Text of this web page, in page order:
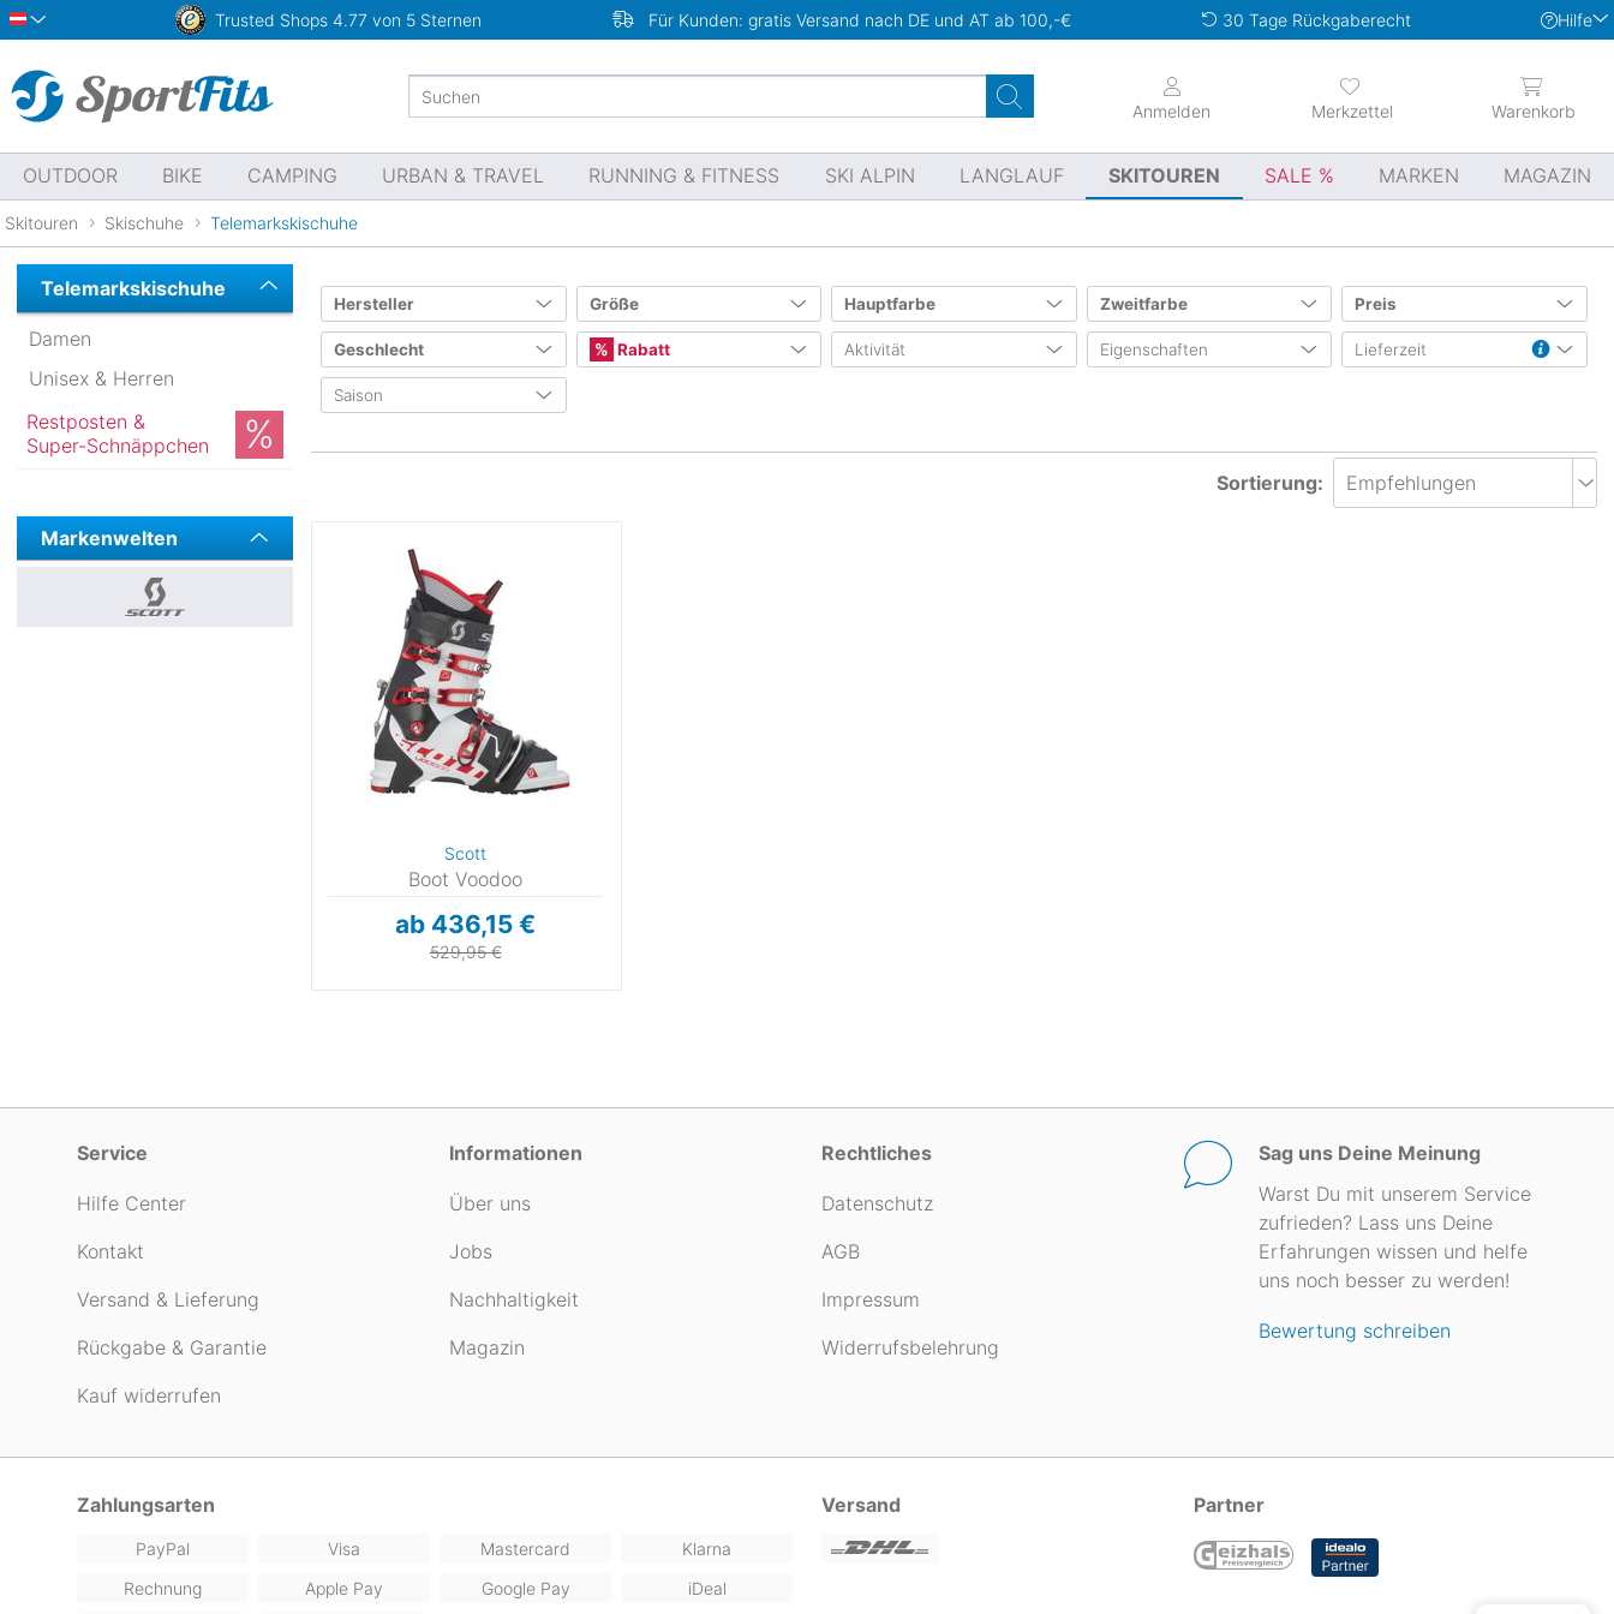
Österreich Trusted Shops 4.77 von 5 Sternen Für Kunden: gratis Versand nach DE und AT ab 100,-€ 30 Tage Rückgaberecht Hilfe
Merkzettel
Anmelden Warenkorb
OUTDOOR BIKE CAMPING URBAN & TRAVEL RUNNING & FITNESS SKI ALPIN LANGLAUF SKITOUREN SALE MARKEN MAGAZIN
Skitouren Skischuhe Telemarkskischuhe
Telemarkskischuhe
Damen
Unisex & Herren
Restposten &
Super-Schnäppchen
Markenwelten
Hersteller
Scott (1)
Aktivität Eigenschaften
Geschlecht
Herren
(1)
Rabatt
Größe
EU Schuhgrößen
45
Preis
Lieferzeit
bis ca. 7 Werktage
bis ca. 10 Werktage
Saison
Herbst & Winter
(1)
Hauptfarbe Zweitfarbe
Sortierung:
Scott
Boot Voodoo
ab 436,15 €
529,95 €
Service
Hilfe Center
Kontakt
Versand & Lieferung
Rückgabe & Garantie
Kauf widerrufen
Informationen
Über uns
Jobs
Nachhaltigkeit
Magazin
Rechtliches
Datenschutz
AGB
Impressum
Widerrufsbelehrung
Sag uns Deine Meinung
Warst Du mit unserem Service
zufrieden? Lass uns Deine
Erfahrungen wissen und helfe
uns noch besser zu werden!
Bewertung schreiben
Zahlungsarten
PayPal Visa Mastercard
Klarna
Rechnung
Apple Pay Google Pay iDeal
Versand Partner